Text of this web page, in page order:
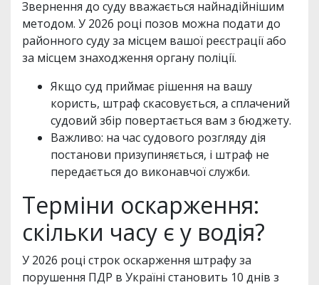
Звернення до суду вважається найнадійнішим
методом. У 2026 році позов можна подати до
районного суду за місцем вашої реєстрації або
за місцем знаходження органу поліції.
Якщо суд приймає рішення на вашу
користь, штраф скасовується, а сплачений
судовий збір повертається вам з бюджету.
Важливо: на час судового розгляду дія
постанови призупиняється, і штраф не
передається до виконавчої служби.
Терміни оскарження:
скільки часу є у водія?
У 2026 році строк оскарження штрафу за
порушення ПДР в Україні становить 10 днів з